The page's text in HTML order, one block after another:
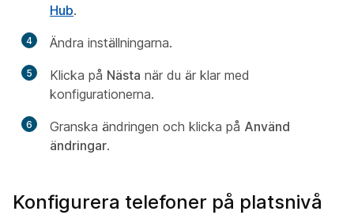
Hub.
4 Ändra inställningarna.
5 Klicka på Nästa när du är klar med
konfigurationerna.
6 Granska ändringen och klicka på Använd
ändringar.
Konfigurera telefoner på platsnivå